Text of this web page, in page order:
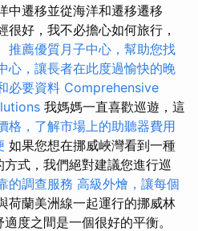
中遷移並從海洋和遷移遷移
很好，我不必擔心如何旅行，
推薦優質月子中心，幫助您找
心，讓長者在此度過愉快的晚
必要資料 Comprehensive
我媽媽一直喜歡巡遊，這
格，了解市場上的助聽器費用
如果您想在挪威峽灣看到一種
式，我們絕對建議您進行巡
的調查服務 高級外燴，讓每個
荷蘭美洲線一起運行的挪威林
度之間是一個很好的平衡。